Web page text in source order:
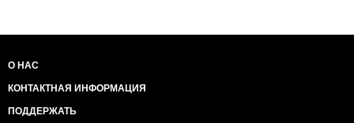
О НАС
КОНТАКТНАЯ ИНФОРМАЦИЯ
ПОДДЕРЖАТЬ